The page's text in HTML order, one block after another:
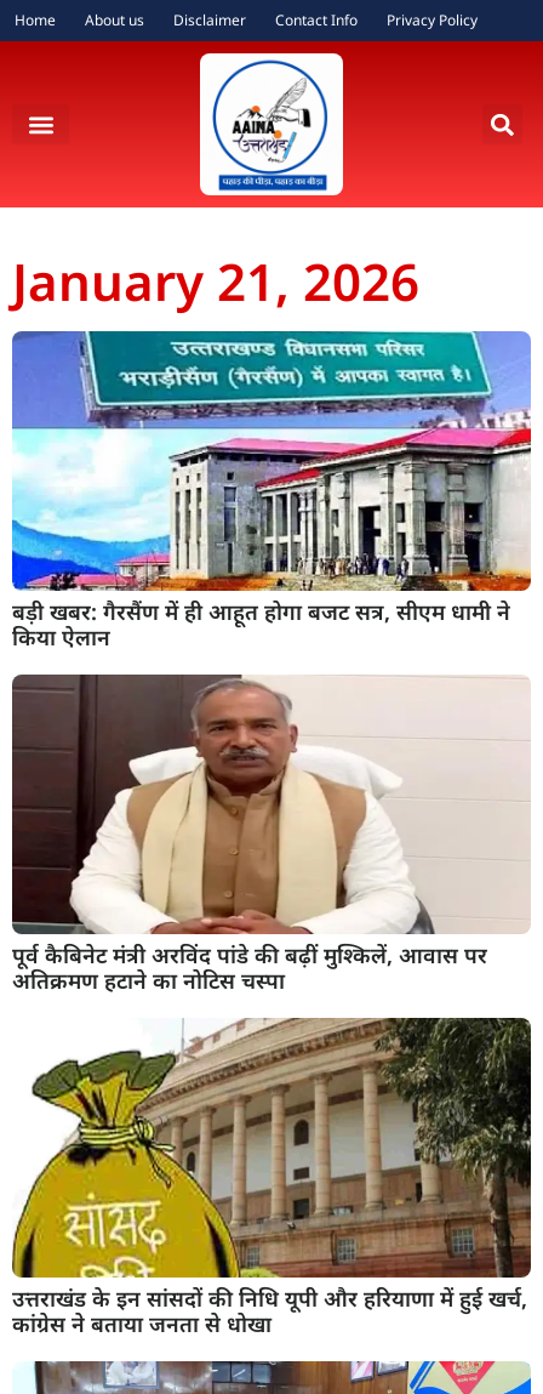
Home About us Disclaimer Contact Info Privacy Policy
January 21, 2026
बड़ी खबर: गैरसैंण में ही आहूत होगा बजट सत्र, सीएम धामी ने
किया ऐलान
पूर्व कैबिनेट मंत्री अरविंद पांडे की बढ़ीं मुश्किलें, आवास पर
अतिक्रमण हटाने का नोटिस चस्पा
उत्तराखंड के इन सांसदों की निधि यूपी और हरियाणा में हुई खर्च,
कांग्रेस ने बताया जनता से धोखा